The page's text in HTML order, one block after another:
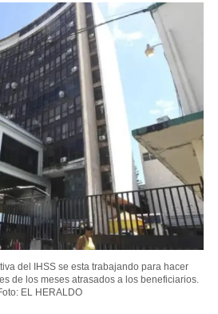
del IHSS se esta trabajando para hacer
de los meses atrasados a los beneficiarios.
EL HERALDO